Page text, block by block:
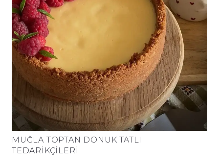
MUĞLA TOPTAN DONUK TATLI
TEDARIKÇILERI